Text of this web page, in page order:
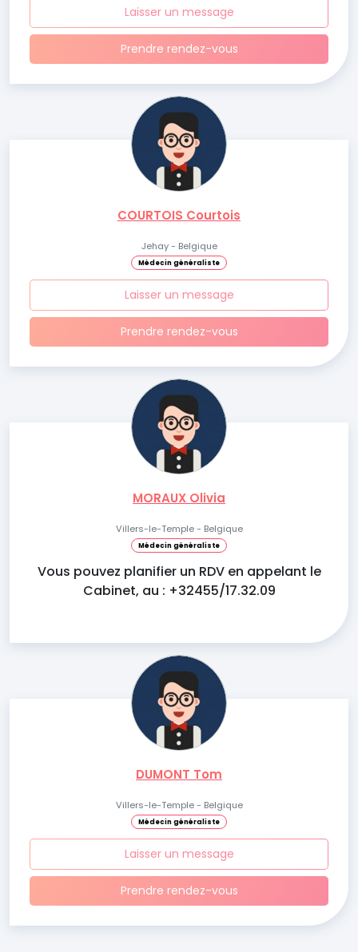
Laisser un message
Prendre rendez-vous
COURTOIS Courtois
Jehay - Belgique
Médecin généraliste
Laisser un message
Prendre rendez-vous
MORAUX Olivia
Villers-le-Temple - Belgique
Médecin généraliste
Vous pouvez planifier un RDV en appelant le
Cabinet, au : +32455/17.32.09
DUMONT Tom
Villers-le-Temple - Belgique
Médecin généraliste
Laisser un message
Prendre rendez-vous